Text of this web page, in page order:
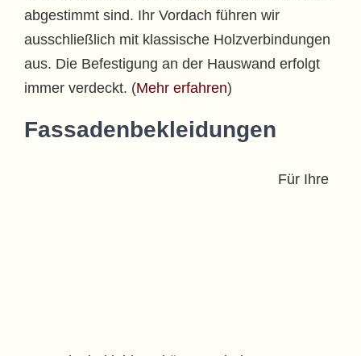
abgestimmt sind. Ihr Vordach führen wir
ausschließlich mit klassische Holzverbindungen
aus. Die Befestigung an der Hauswand erfolgt
immer verdeckt. (Mehr erfahren)
Fassadenbekleidungen
Für Ihre